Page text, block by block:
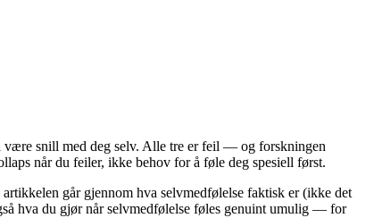
være snill med deg selv. Alle tre er feil — og forskningen
når du feiler, ikke behov for å føle deg spesiell først.
går gjennom hva selvmedfølelse faktisk er (ikke det
hva du gjør når selvmedfølelse føles genuint umulig — for